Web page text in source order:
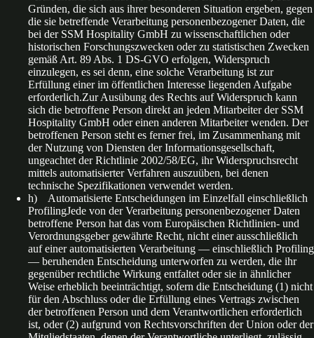
Gründen, die sich aus ihrer besonderen Situation ergeben, gegen
die sie betreffende Verarbeitung personenbezogener Daten, die
bei der SSM Hospitality GmbH zu wissenschaftlichen oder
historischen Forschungszwecken oder zu statistischen Zwecken
gemäß Art. 89 Abs. 1 DS-GVO erfolgen, Widerspruch
einzulegen, es sei denn, eine solche Verarbeitung ist zur
Erfüllung einer im öffentlichen Interesse liegenden Aufgabe
erforderlich.Zur Ausübung des Rechts auf Widerspruch kann
sich die betroffene Person direkt an jeden Mitarbeiter der SSM
Hospitality GmbH oder einen anderen Mitarbeiter wenden. Der
betroffenen Person steht es ferner frei, im Zusammenhang mit
der Nutzung von Diensten der Informationsgesellschaft,
ungeachtet der Richtlinie 2002/58/EG, ihr Widerspruchsrecht
mittels automatisierter Verfahren auszuüben, bei denen
technische Spezifikationen verwendet werden.
h) Automatisierte Entscheidungen im Einzelfall einschließlich
ProfilingJede von der Verarbeitung personenbezogener Daten
betroffene Person hat das vom Europäischen Richtlinien- und
Verordnungsgeber gewährte Recht, nicht einer ausschließlich
auf einer automatisierten Verarbeitung — einschließlich Profiling
— beruhenden Entscheidung unterworfen zu werden, die ihr
gegenüber rechtliche Wirkung entfaltet oder sie in ähnlicher
Weise erheblich beeinträchtigt, sofern die Entscheidung (1) nicht
für den Abschluss oder die Erfüllung eines Vertrags zwischen
der betroffenen Person und dem Verantwortlichen erforderlich
ist, oder (2) aufgrund von Rechtsvorschriften der Union oder der